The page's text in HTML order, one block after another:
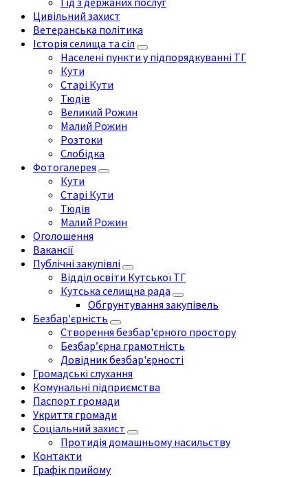
Цивільний захист
Ветеранська політика
Історія селища та сіл
Населені пункти у підпорядкуванні ТГ
Кути
Старі Кути
Тюдів
Великий Рожин
Малий Рожин
Розтоки
Слобідка
Фотогалерея
Кути
Старі Кути
Тюдів
Малий Рожин
Оголошення
Вакансії
Публічні закупівлі
Відділ освіти Кутської ТГ
Кутська селищна рада
Обгрунтування закупівель
Безбар'єрність
Створення безбар'єрного простору
Безбар’єрна грамотність
Довідник безбар'єрності
Громадські слухання
Комунальні підприємства
Паспорт громади
Укриття громади
Соціальний захист
Протидія домашньому насильству
Контакти
Графік прийому